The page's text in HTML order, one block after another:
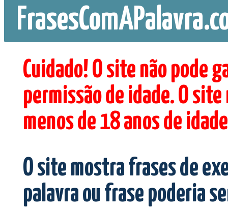
Cuidado! O site não pode
permissão de idade. O
menos de 18 anos de
O site mostra frases de
palavra ou frase poderia